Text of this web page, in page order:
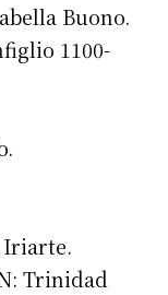
Buono.
1100-
Iriarte.
Trinidad